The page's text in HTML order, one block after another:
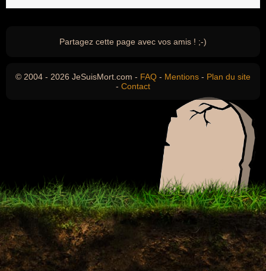
Partagez cette page avec vos amis ! ;-)
© 2004 - 2026 JeSuisMort.com - FAQ - Mentions - Plan du site
- Contact